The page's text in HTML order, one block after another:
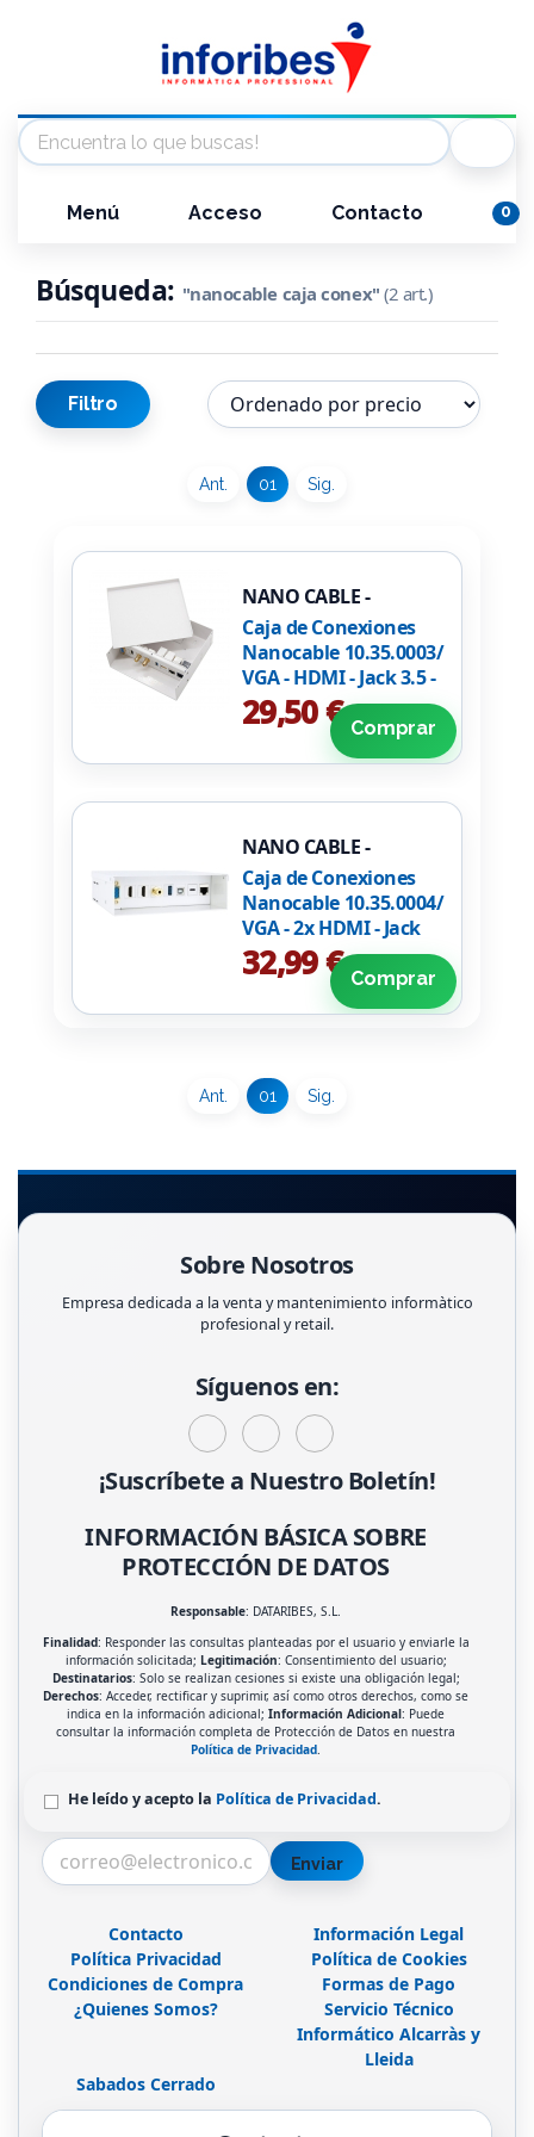
Menú Acceso Contacto 0
Búsqueda: "nanocable caja conex" (2 art.)
Filtro
Ant. 01 Sig.
NANO CABLE -
10.35.0003
Caja de Conexiones
Nanocable 10.35.0003/
VGA - HDMI - Jack 3.5 -
RCA - USB 3.0 - USB 2.0
- 2x RJ45
29,50 € Comprar
NANO CABLE -
10.35.0004
Caja de Conexiones
Nanocable 10.35.0004/
VGA - 2x HDMI - Jack
3.5 - USB 3.0 - USB
Tipo-C - USB 2.0 - RJ45
32,99 € Comprar
Ant. 01 Sig.
Sobre Nosotros
Empresa dedicada a la venta y mantenimiento informàtico
profesional y retail.
Síguenos en:
¡Suscríbete a Nuestro Boletín!
INFORMACIÓN BÁSICA SOBRE
PROTECCIÓN DE DATOS
Responsable: DATARIBES, S.L.
Finalidad: Responder las consultas planteadas por el usuario y enviarle la
información solicitada; Legitimación: Consentimiento del usuario;
Destinatarios: Solo se realizan cesiones si existe una obligación legal;
Derechos: Acceder, rectificar y suprimir, así como otros derechos, como se
indica en la información adicional;Información Adicional: Puede
consultar la información completa de Protección de Datos en nuestra
Política de Privacidad.
He leído y acepto la Política de Privacidad.
Enviar
Contacto
Información Legal
Política Privacidad
Política de Cookies
Condiciones de Compra
Formas de Pago
¿Quienes Somos?
Servicio Técnico
Informático Alcarràs y
Lleida
Sabados Cerrado